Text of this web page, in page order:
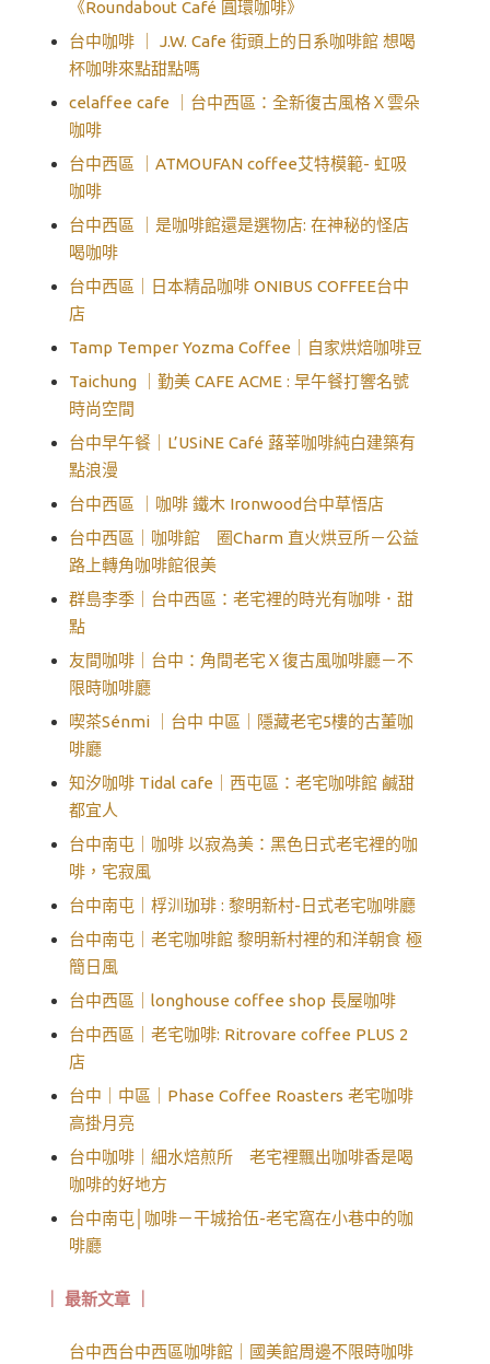
《Roundabout Café 圓環咖啡》
台中咖啡 ｜ J.W. Cafe 街頭上的日系咖啡館 想喝
杯咖啡來點甜點嗎
celaffee cafe ｜台中西區：全新復古風格Ｘ雲朵
咖啡
台中西區 ｜ATMOUFAN coffee艾特模範- 虹吸
咖啡
台中西區 ｜是咖啡館還是選物店: 在神秘的怪店
喝咖啡
台中西區｜日本精品咖啡 ONIBUS COFFEE台中
店
Tamp Temper Yozma Coffee｜自家烘焙咖啡豆
Taichung ｜勤美 CAFE ACME : 早午餐打響名號
時尚空間
台中早午餐｜L’USiNE Café 蕗莘咖啡純白建築有
點浪漫
台中西區 ｜咖啡 鐵木 Ironwood台中草悟店
台中西區｜咖啡館 圈Charm 直火烘豆所－公益
路上轉角咖啡館很美
群島李季｜台中西區：老宅裡的時光有咖啡．甜
點
友間咖啡｜台中：角間老宅Ｘ復古風咖啡廳－不
限時咖啡廳
喫茶Sénmi ｜台中 中區｜隱藏老宅5樓的古董咖
啡廳
知汐咖啡 Tidal cafe｜西屯區：老宅咖啡館 鹹甜
都宜人
台中南屯｜咖啡 以寂為美：黑色日式老宅裡的咖
啡，宅寂風
台中南屯｜桴汌珈琲 : 黎明新村-日式老宅咖啡廳
台中南屯｜老宅咖啡館 黎明新村裡的和洋朝食 極
簡日風
台中西區｜longhouse coffee shop 長屋咖啡
台中西區｜老宅咖啡: Ritrovare coffee PLUS 2
店
台中｜中區｜Phase Coffee Roasters 老宅咖啡
高掛月亮
台中咖啡｜細水焙煎所 老宅裡飄出咖啡香是喝
咖啡的好地方
台中南屯│咖啡－干城拾伍-老宅窩在小巷中的咖
啡廳
｜ 最新文章 ｜
台中西台中西區咖啡館｜國美館周邊不限時咖啡